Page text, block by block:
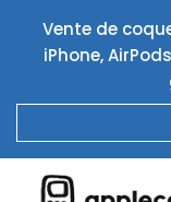
contenu
Vente de
iPhone,